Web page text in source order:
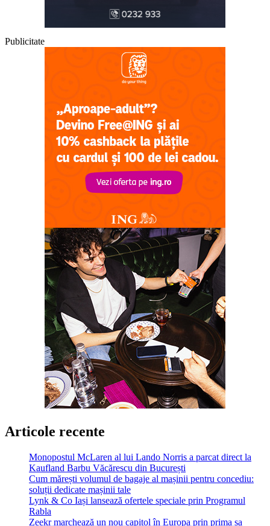
Publicitate
Articole recente
Monopostul McLaren al lui Lando Norris a parcat direct la
Kaufland Barbu Văcărescu din București
Cum mărești volumul de bagaje al mașinii pentru concediu:
soluții dedicate mașinii tale
Lynk & Co Iași lansează ofertele speciale prin Programul
Rabla
Zeekr marchează un nou capitol în Europa prin prima sa